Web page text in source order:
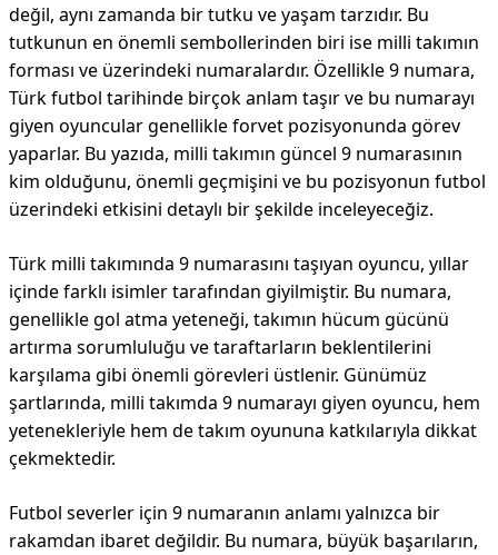
değil, aynı zamanda bir tutku ve yaşam tarzıdır. Bu
tutkunun en önemli sembollerinden biri ise milli takımın
forması ve üzerindeki numaralardır. Özellikle 9 numara,
Türk futbol tarihinde birçok anlam taşır ve bu numarayı
giyen oyuncular genellikle forvet pozisyonunda görev
yaparlar. Bu yazıda, milli takımın güncel 9 numarasının
kim olduğunu, önemli geçmişini ve bu pozisyonun futbol
üzerindeki etkisini detaylı bir şekilde inceleyeceğiz.
Türk milli takımında 9 numarasını taşıyan oyuncu, yıllar
içinde farklı isimler tarafından giyilmiştir. Bu numara,
genellikle gol atma yeteneği, takımın hücum gücünü
artırma sorumluluğu ve taraftarların beklentilerini
karşılama gibi önemli görevleri üstlenir. Günümüz
şartlarında, milli takımda 9 numarayı giyen oyuncu, hem
yetenekleriyle hem de takım oyununa katkılarıyla dikkat
çekmektedir.
Futbol severler için 9 numaranın anlamı yalnızca bir
rakamdan ibaret değildir. Bu numara, büyük başarıların,